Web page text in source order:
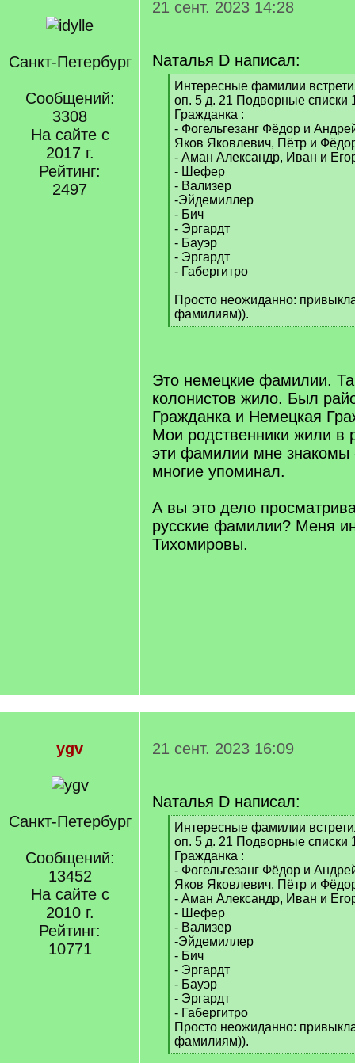
Санкт-Петербург
Сообщений:
3308
На сайте с
2017 г.
Рейтинг:
2497
21 сент. 2023 14:28
Nаталья D написал:
[
q
]
Интересные фамилии
оп. 5 д. 21 Подворные списки
Гражданка :
- Фогельгезанг Фёдор и
Яков Яковлевич, Пётр и
- Аман Александр, Иван и
- Шефер
- Вализер
-Эйдемиллер
- Бич
- Эргардт
- Бауэр
- Эргардт
- Габергитро
Просто неожиданно:
фамилиям)).
[
Это немецкие фамилии.
колонистов жило. Был
Гражданка и Немецкая
Мои родственники жили в
эти фамилии мне знакомы
многие упоминал.
А вы это дело
русские фамилии? Меня
Тихомировы.
ygv
Санкт-Петербург
Сообщений:
13452
На сайте с
2010 г.
Рейтинг:
10771
21 сент. 2023 16:09
Nаталья D написал:
[
q
]
Интересные фамилии
оп. 5 д. 21 Подворные списки
Гражданка :
- Фогельгезанг Фёдор и
Яков Яковлевич, Пётр и
- Аман Александр, Иван и
- Шефер
- Вализер
-Эйдемиллер
- Бич
- Эргардт
- Бауэр
- Эргардт
- Габергитро
Просто неожиданно:
фамилиям)).
[